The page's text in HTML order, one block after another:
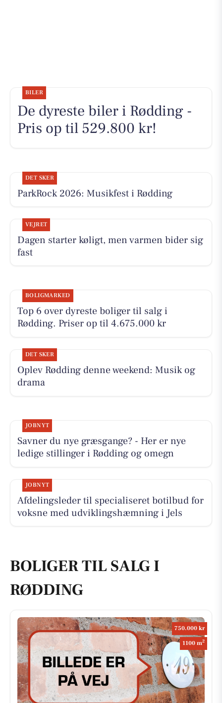
BILER
De dyreste biler i Rødding -
Pris op til 529.800 kr!
DET SKER
ParkRock 2026: Musikfest i Rødding
VEJRET
Dagen starter køligt, men varmen bider sig
fast
BOLIGMARKED
Top 6 over dyreste boliger til salg i
Rødding. Priser op til 4.675.000 kr
DET SKER
Oplev Rødding denne weekend: Musik og
drama
JOBNYT
Savner du nye græsgange? - Her er nye
ledige stillinger i Rødding og omegn
JOBNYT
Afdelingsleder til specialiseret botilbud for
voksne med udviklingshæmning i Jels
BOLIGER TIL SALG I
RØDDING
750.000 kr
1100 m2